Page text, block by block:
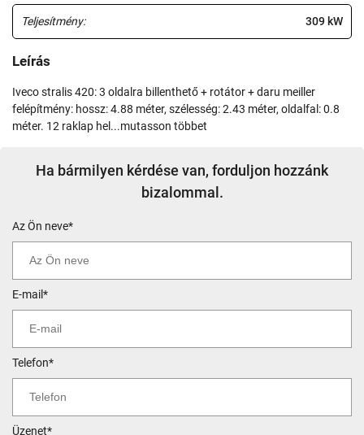
Teljesítmény: 309 kW
Leírás
iveco stralis 420: 3 oldalra billenthető + rotátor + daru meiller
felépítmény: hossz: 4.88 méter, szélesség: 2.43 méter, oldalfal: 0.8
méter. 12 raklap hel...mutasson többet
Ha bármilyen kérdése van, forduljon hozzánk
bizalommal.
Az Ön neve*
E-mail*
Telefon*
Üzenet*